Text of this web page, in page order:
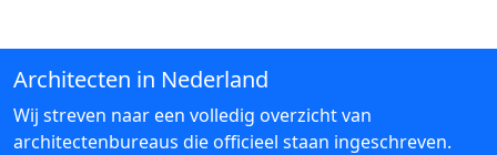
Architecten in Nederland
Wij streven naar een volledig overzicht van
architectenbureaus die officieel staan ingeschreven.